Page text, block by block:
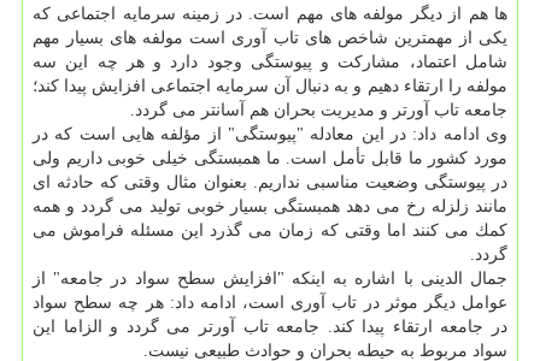
ها هم از دیگر مولفه های مهم است. در زمینه سرمایه اجتماعی كه
یكی از مهمترین شاخص های تاب آوری است مولفه های بسیار مهم
شامل اعتماد، مشاركت و پیوستگی وجود دارد و هر چه این سه
مولفه را ارتقاء دهیم و به دنبال آن سرمایه اجتماعی افزایش پیدا كند؛
جامعه تاب آورتر و مدیریت بحران هم آسانتر می گردد.
وی ادامه داد: در این معادله "پیوستگی" از مؤلفه هایی است كه در
مورد كشور ما قابل تأمل است. ما همبستگی خیلی خوبی داریم ولی
در پیوستگی وضعیت مناسبی نداریم. بعنوان مثال وقتی كه حادثه ای
مانند زلزله رخ می دهد همبستگی بسیار خوبی تولید می گردد و همه
كمك می كنند اما وقتی كه زمان می گذرد این مسئله فراموش می
گردد.
جمال الدینی با اشاره به اینكه "افزایش سطح سواد در جامعه" از
عوامل دیگر موثر در تاب آوری است، ادامه داد: هر چه سطح سواد
در جامعه ارتقاء پیدا كند. جامعه تاب آورتر می گردد و الزاما این
سواد مربوط به حیطه بحران و حوادث طبیعی نیست.